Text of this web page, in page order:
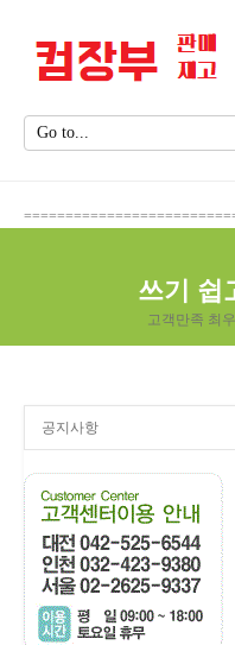
쓰기 쉽
고객만족 최
공지사항